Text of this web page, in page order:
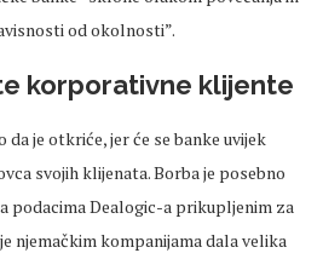
od okolnosti”.
korporativne klijente
da je otkriće, jer će se banke uvijek
svojih klijenata. Borba je posebno
podacima Dealogic-a prikupljenim za
njemačkim kompanijama dala velika